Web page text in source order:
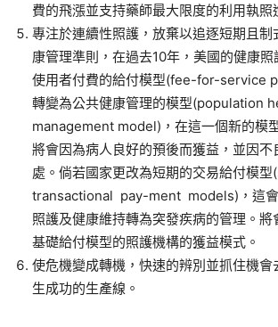
費的飛漲並支持藥師最大限度的利用執照
專注於連續性照護，放棄以追逐短期且制
康管理準則，在過去10年，美國的健康
使用者付費的給付模型(fee-for-service
轉變為公共健康管理的模型(population
management model)，在這一個新的模
將會因為病人良好的預後而獲益，並因不
處。倘若國家更改為短期的交易給付模
transactional pay-ment models)，這會
照護及健康維持轉為突發疾病的管理。將
基礎給付模型的照護機構的獲益模式。
使危機變成轉機，快速的辨別並抓住機會
生成功的生產線。